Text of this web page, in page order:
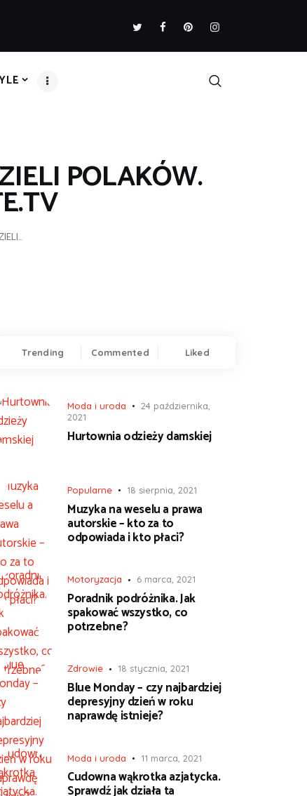
POLAKÓW.
Trending Commented Liked
Moda i uroda
24 października,
2021
Hurtownia odzieży damskiej
Popularne 18 sierpnia, 2021
Muzyka na weselu a prawa
autorskie – kto za to
odpowiada i kto płaci?
Motoryzacja 6 marca, 2021
Poradnik podróżnika. Jak
spakować wszystko, co
potrzebne?
Zdrowie 18 stycznia, 2021
Blue Monday – czy najbardziej
depresyjny dzień w roku
naprawdę istnieje?
Moda i uroda 11 marca, 2021
Cudowna wąkrotka azjatycka.
Sprawdź jak działa ta